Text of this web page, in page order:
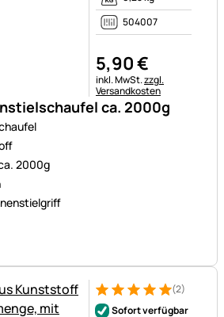
ca. 2000g
2000g
504007
5,90€
Steuerhinweis:
inkl. MwSt.zzgl.
Versandkosten
Bewertung: 5 von 5 (2
2 Bewertungen
(2)
Sofort verfügbar